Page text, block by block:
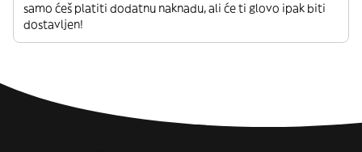
samo ćeš platiti dodatnu naknadu, ali će ti glovo ipak biti
dostavljen!